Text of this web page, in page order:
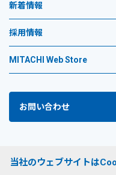
新着情報
採用情報
MITACHI Web Store
お問い合わせ
当社のウェブサイトは